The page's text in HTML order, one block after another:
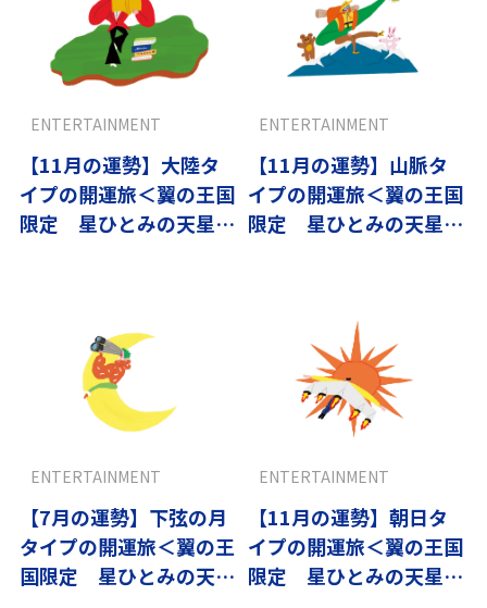
【11月の運勢】大陸タ
イプの開運旅＜翼の王国
限定 星ひとみの天星術
ENTERTAINMENT
【11月の運勢】山脈タ
イプの開運旅＜翼の王国
限定 星ひとみの天星術
ENTERTAINMENT
【7月の運勢】下弦の月
タイプの開運旅＜翼の王
国限定 星ひとみの天星
ENTERTAINMENT
【11月の運勢】朝日タ
イプの開運旅＜翼の王国
限定 星ひとみの天星術
ENTERTAINMENT